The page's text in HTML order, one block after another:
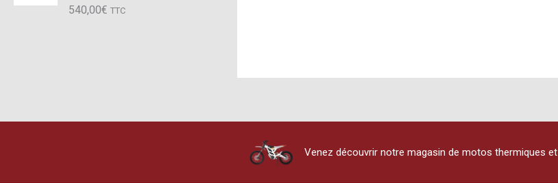
540,00€ TTC
Venez découvrir notre magasin de motos thermiques